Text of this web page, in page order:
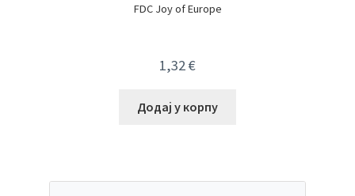
FDC Joy of Europe
1,32€
Додај у корпу